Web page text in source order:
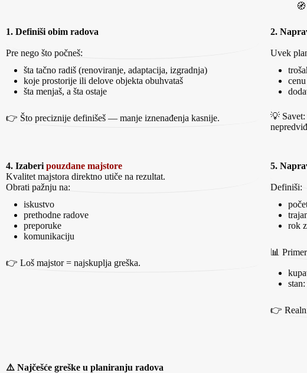
1. Definiši obim radova
Pre nego što počneš:
šta tačno radiš (renoviranje, adaptacija, izgradnja)
koje prostorije ili delove objekta obuhvataš
šta menjaš, a šta ostaje
👉 Što preciznije definišeš — manje iznenađenja kasnije.
2.
Uvek
💡
4. Izaberi pouzdane majstore
Kvalitet majstora direktno utiče na rezultat.
Obrati pažnju na:
iskustvo
prethodne radove
preporuke
komunikaciju
👉 Loš majstor = najskuplja greška.
5.
Definiši:
rok
📊
👉
⚠️ Najčešće greške u planiranju radova